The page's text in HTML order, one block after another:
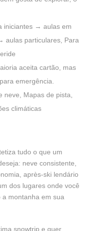
iniciantes → aulas em
aulas particulares, Para
aceita cartão, mas
emergência.
neve, Mapas de pista,
climáticas
tudo o que um
neve consistente,
après-ski lendário
dos lugares onde você
montanha em sua
snowtrip e quer